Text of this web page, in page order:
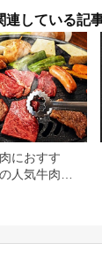
日本三大和牛 松阪 松
坂牛 松坂 モモ ビー
シチュー カレー 霜降
り 三重県 多気町 SS-
32
連している記
におすす
人気牛肉還